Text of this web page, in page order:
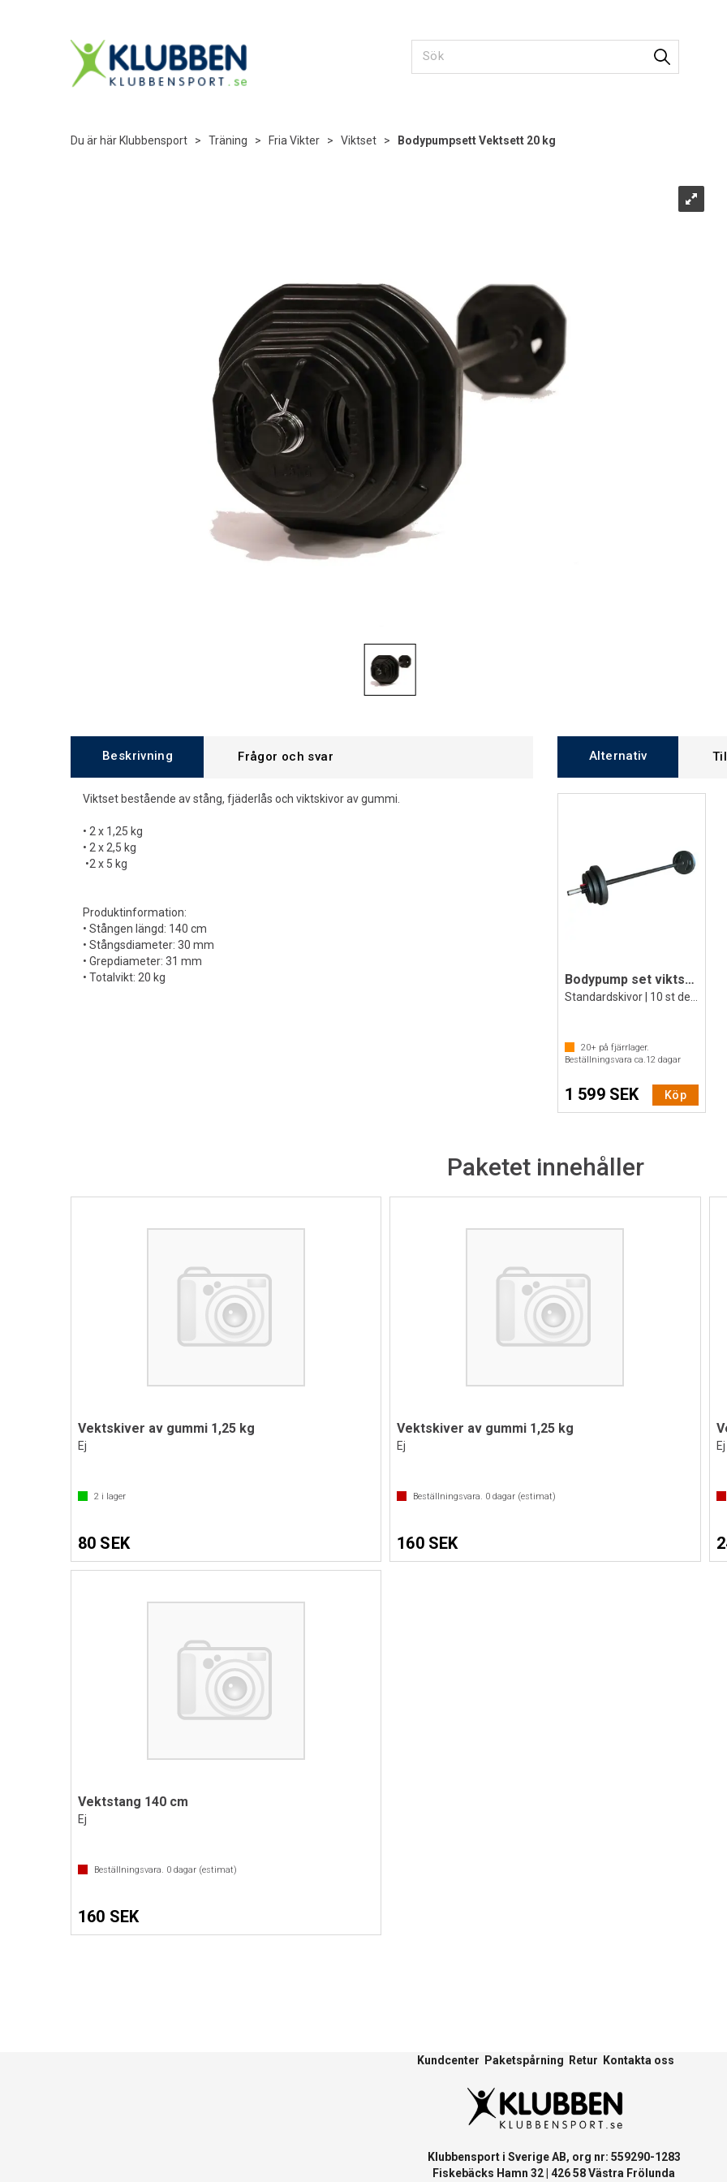
Du är här Klubbensport > Träning > Fria Vikter > Viktset > Bodypumpsett Vektsett 20 kg
Beskrivning Frågor och svar
Viktset bestående av stång, fjäderlås och viktskivor av gummi.
• 2 x 1,25 kg
• 2 x 2,5 kg
•2 x 5 kg
Produktinformation:
• Stången längd: 140 cm
• Stångsdiameter: 30 mm
• Grepdiameter: 31 mm
• Totalvikt: 20 kg
Alternativ
Bodypump set viktstång med skivor
20+ på fjärrlager.
Beställningsvara ca.12 dagar
1 599 SEK Köp
Paketet innehåller
Vektskiver av gummi 1,25 kg
Ej
2 i lager
80 SEK
Vektskiver av gummi 1,25 kg
Ej
Beställningsvara. 0 dagar (estimat)
160 SEK
Ej
Vektstang 140 cm
Ej
Beställningsvara. 0 dagar (estimat)
160 SEK
Kundcenter Paketspårning Retur Kontakta oss
Klubbensport i Sverige AB, org nr: 559290-1283
Fiskebäcks Hamn 32 | 426 58 Västra Frölunda